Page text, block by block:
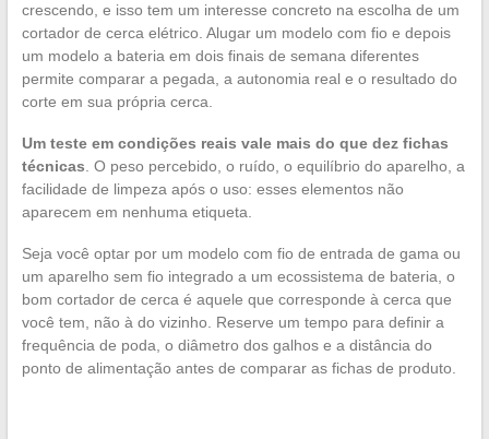
crescendo, e isso tem um interesse concreto na escolha de um
cortador de cerca elétrico. Alugar um modelo com fio e depois
um modelo a bateria em dois finais de semana diferentes
permite comparar a pegada, a autonomia real e o resultado do
corte em sua própria cerca.
Um teste em condições reais vale mais do que dez fichas
técnicas. O peso percebido, o ruído, o equilíbrio do aparelho, a
facilidade de limpeza após o uso: esses elementos não
aparecem em nenhuma etiqueta.
Seja você optar por um modelo com fio de entrada de gama ou
um aparelho sem fio integrado a um ecossistema de bateria, o
bom cortador de cerca é aquele que corresponde à cerca que
você tem, não à do vizinho. Reserve um tempo para definir a
frequência de poda, o diâmetro dos galhos e a distância do
ponto de alimentação antes de comparar as fichas de produto.